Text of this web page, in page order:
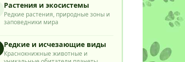
Растения и экосистемы
Редкие растения, природные зоны и
заповедники мира
Редкие и исчезающие виды
Краснокнижные животные и